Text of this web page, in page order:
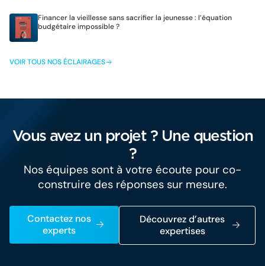
Financer la vieillesse sans sacrifier la jeunesse : l’équation
budgétaire impossible ?
VOIR TOUS NOS ÉCLAIRAGES
Vous avez un projet ? Une question
?
Nos équipes sont à votre écoute pour co-
construire des réponses sur mesure.
Contactez nos
experts
Découvrez d’autres
expertises